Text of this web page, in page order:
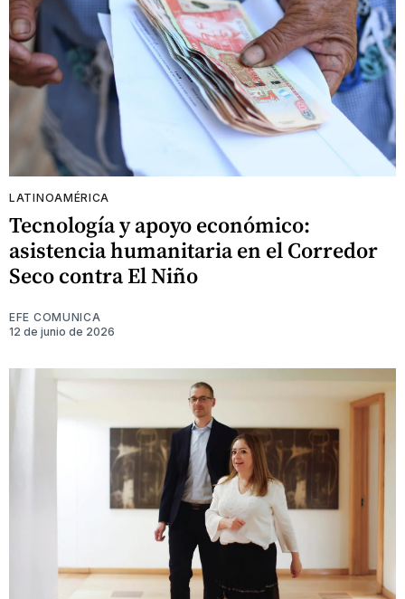
LATINOAMÉRICA
Tecnología y apoyo económico:
asistencia humanitaria en el Corredor
Seco contra El Niño
EFE COMUNICA
12 de junio de 2026